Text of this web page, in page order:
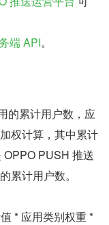
端 API。
的累计用户数，应
权计算，其中累计
PUSH 推送
计用户数。
* 应用类别权重 *